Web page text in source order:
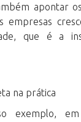
apontar
empresas
que é a
na prática
exemplo,